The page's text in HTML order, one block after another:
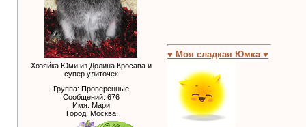
Хозяйка Юми из Долина Кросава и
супер улиточек
Группа: Проверенные
Сообщений: 676
Имя: Мари
Город: Москва
♥ Моя сладкая Юмка ♥